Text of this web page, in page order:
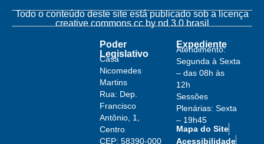
Todo o conteúdo deste site está publicado sob a licença
creative commons cc by nd 3.0 brasil
Poder
Legislativo
Casa
Nicomedes
Martins
Rua: Dep.
Francisco
Antônio, 1,
Centro
CEP: 58390-000
Expediente
Atendimento:
Segunda à Sexta
– das 08h às
12h
Sessões
Plenárias: Sexta
– 19h45
Mapa do Site
Acessibilidade